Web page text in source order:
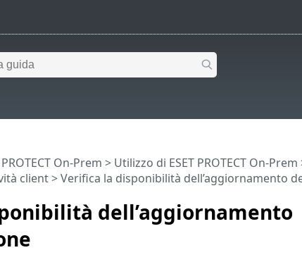
dell’aggiornamento
PROTECT On-Prem > Utilizzo di ESET PROTECT On-Prem
client> Verifica la disponibilità dell’aggiornamento